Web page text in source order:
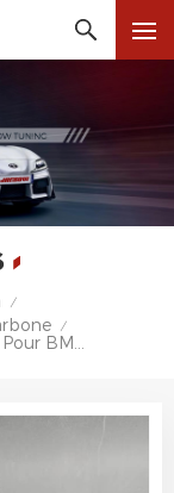
/
/
Grille Avant En Fibre De Carbone Pour BMW G80 G82 S58 M3 M4